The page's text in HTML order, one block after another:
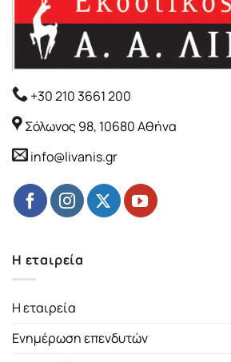
+30 210 3661 200
Σόλωνος 98, 10680 Αθήνα
info@livanis.gr
Η εταιρεία
Η εταιρεία
Ενημέρωση επενδυτών